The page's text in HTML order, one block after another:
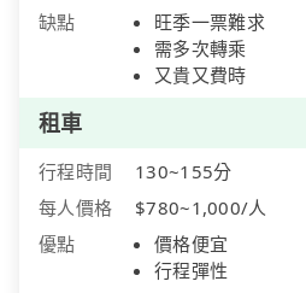
缺點
旺季一票難求
需多次轉乘
又貴又費時
租車
行程時間
130~155分
每人價格
$780~1,000/人
優點
價格便宜
行程彈性